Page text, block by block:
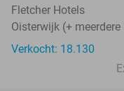
Fletcher Hotels
Oisterwijk (+
Verkocht: 18.130